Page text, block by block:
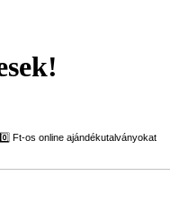
Ft-os online ajándékutalványokat